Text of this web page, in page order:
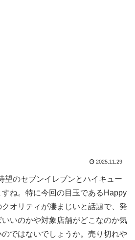
2025.11.29
望のセブンイレブンとハイキュー
ね。特に今回の目玉であるHappy
オリティが凄まじいと話題で、発
いのかや対象店舗がどこなのか気
ではないでしょうか。売り切れや